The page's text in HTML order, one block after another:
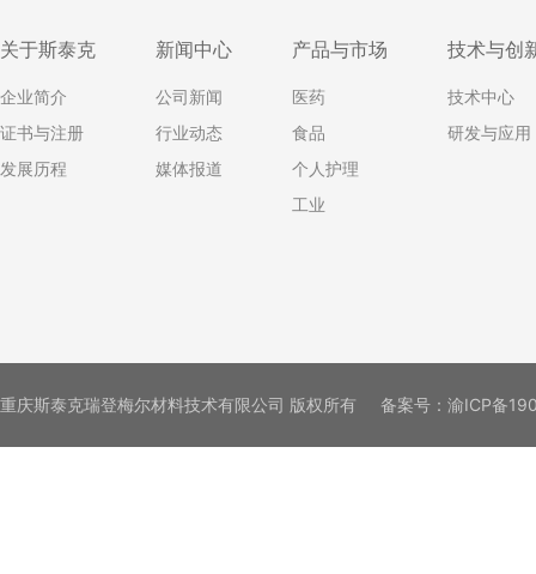
关于斯泰克
企业简介
证书与注册
发展历程
新闻中心
公司新闻
行业动态
媒体报道
产品与市场
医药
食品
个人护理
工业
技术与创
技术中心
研发与应用
重庆斯泰克瑞登梅尔材料技术有限公司 版权所有 备案号： 渝ICP备